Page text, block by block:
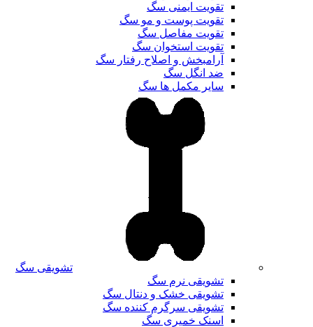
تقویت ایمنی سگ
تقویت پوست و مو سگ
تقویت مفاصل سگ
تقویت استخوان سگ
آرامبخش و اصلاح رفتار سگ
ضد انگل سگ
سایر مکمل ها سگ
تشویقی سگ
تشویقی نرم سگ
تشویقی خشک و دنتال سگ
تشویقی سرگرم کننده سگ
اسنک خمیری سگ